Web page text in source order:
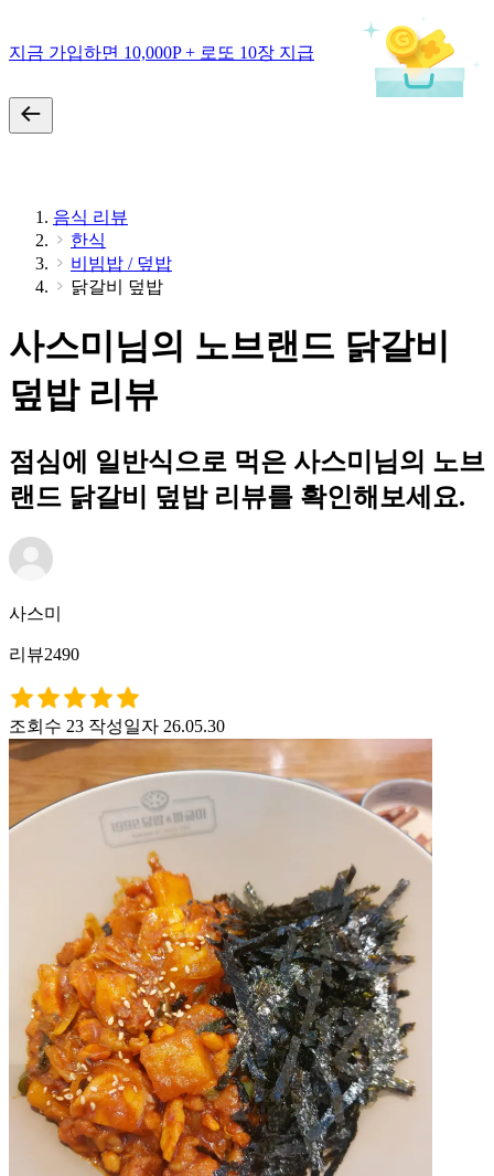
지금 가입하면 10,000P + 로또 10장 지급
음식 리뷰
한식
비빔밥 / 덮밥
닭갈비 덮밥
사스미님의 노브랜드 닭갈비
덮밥 리뷰
점심에 일반식으로 먹은 사스미님의 노브
랜드 닭갈비 덮밥 리뷰를 확인해보세요.
사스미
리뷰2490
조회수 23 작성일자 26.05.30